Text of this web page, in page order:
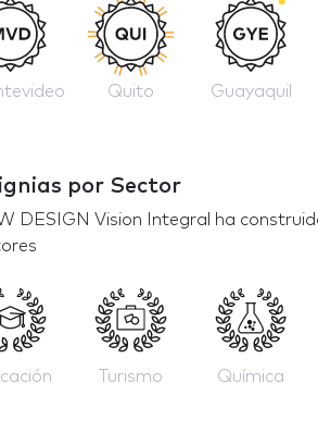
Quito Guayaquil
por Sector
DESIGN Vision Integral ha
Turismo Química